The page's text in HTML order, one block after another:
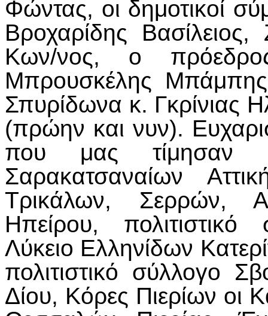
Φώντας, οι δημοτικοί
Βροχαρίδης
Κων/νος, ο
Μπρουσκέλης
Σπυρίδωνα κ. Γκρίνιας
(πρώην και νυν).
που μας τίμησαν
Σαρακατσαναίων
Τρικάλων, Σερρών,
Ηπείρου,
Λύκειο Ελληνίδων
πολιτιστικό σύλλογο
Δίου, Κόρες Πιερίων οι